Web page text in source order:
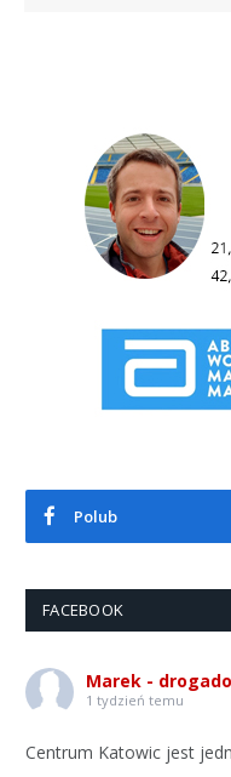
Polub
FACEBOOK
Marek -
1 tydzień temu
Centrum Katowic jest